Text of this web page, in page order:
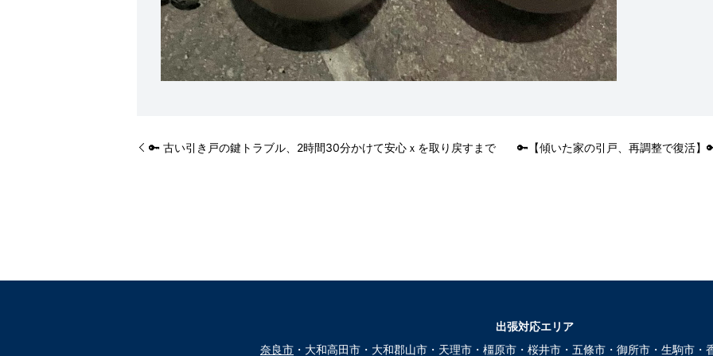
🔑 古い引き戸の鍵トラブル、2時間30分かけて安心ｘを取り戻すまで 🔑【傾いた家の引戸、再調整で復活】
出張対応エリア
奈良市 ・大和高田市・大和郡山市・天理市・橿原市・桜井市・五條市・御所市・生駒市・